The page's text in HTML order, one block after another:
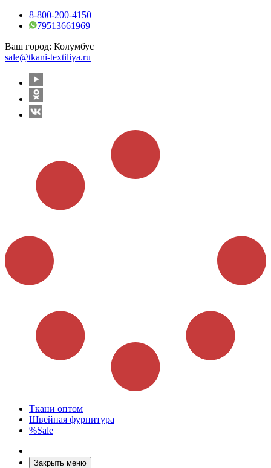
8-800-200-4150
79513661969
Ваш город: Колумбус
sale@tkani-textiliya.ru
Ткани оптом
Швейная фурнитура
%Sale
Закрыть меню